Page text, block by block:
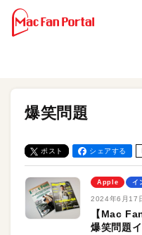
爆笑問題
ポスト シェアする
Apple イ
2024年6月17
【Mac
爆笑問題